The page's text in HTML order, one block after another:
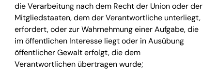
die Verarbeitung nach dem Recht der Union oder der
Mitgliedstaaten, dem der Verantwortliche unterliegt,
erfordert, oder zur Wahrnehmung einer Aufgabe, die
im öffentlichen Interesse liegt oder in Ausübung
öffentlicher Gewalt erfolgt, die dem
Verantwortlichen übertragen wurde;